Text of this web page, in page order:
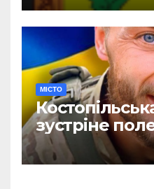
МІСТО
зустріне
головного
Василюка